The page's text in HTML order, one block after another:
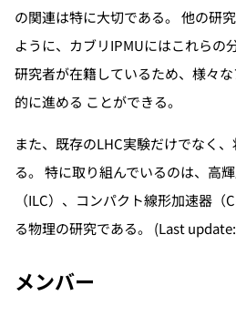
の関連は特に大切である。 他の研
ように、カブリIPMUにはこれらの
研究者が在籍しているため、様々
的に進める ことができる。
また、既存のLHC実験だけでなく
る。 特に取り組んでいるのは、高
（ILC）、コンパクト線形加速器（
る物理の研究である。 (Last
メンバー